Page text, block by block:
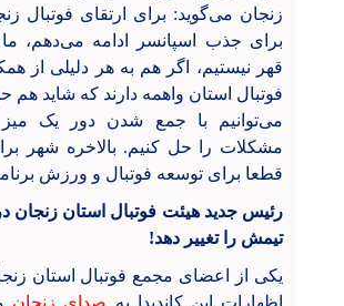
زنجان می‌گوید: برای ارتقای فوتبال
برای جذب اسپانسر ادامه می‌دهم،
قهر نیستیم، اگر هم به هر دلیلی از
فوتبال استان واهمه دارند که شاید هم
می‌توانیم با جمع شدن دور یک
مشکلات را حل کنیم. بالاخره شهر
قطعا برای توسعه فوتبال و ورزش
رئیس جدید هیئت فوتبال استان
تیمش را تغییر دهد!
یکی از اعضای مجمع فوتبال استان زنجان